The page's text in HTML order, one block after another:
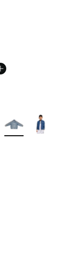
Plus de couleurs